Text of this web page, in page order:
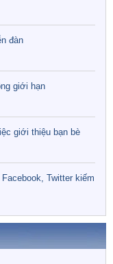
đàn
giới hạn
giới thiệu bạn bè
Twitter kiếm